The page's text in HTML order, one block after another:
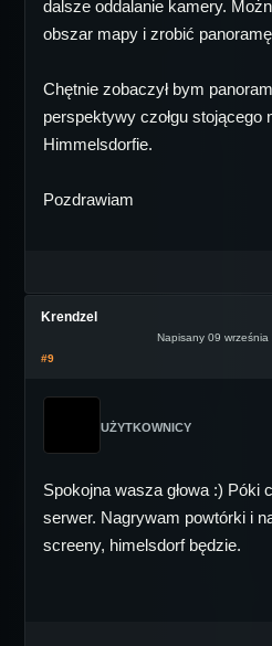
dalsze oddalanie kamery.
obszar mapy i zrobić
Chętnie zobaczył bym
perspektywy czołgu stojącego
Himmelsdorfie.
Pozdrawiam
Krendzel
Napisany 09
#9
UŻYTKOWNICY
Spokojna wasza głowa :) Póki
serwer. Nagrywam powtórki i
screeny, himelsdorf będzie.